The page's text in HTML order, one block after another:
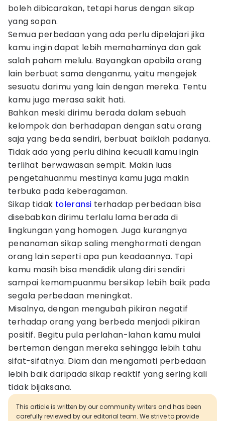
boleh dibicarakan, tetapi harus dengan sikap
yang sopan.
Semua perbedaan yang ada perlu dipelajari jika
kamu ingin dapat lebih memahaminya dan gak
salah paham melulu. Bayangkan apabila orang
lain berbuat sama denganmu, yaitu mengejek
sesuatu darimu yang lain dengan mereka. Tentu
kamu juga merasa sakit hati.
Bahkan meski dirimu berada dalam sebuah
kelompok dan berhadapan dengan satu orang
saja yang beda sendiri, berbuat baiklah padanya.
Tidak ada yang perlu dihina kecuali kamu ingin
terlihat berwawasan sempit. Makin luas
pengetahuanmu mestinya kamu juga makin
terbuka pada keberagaman.
Sikap tidak toleransi terhadap perbedaan bisa
disebabkan dirimu terlalu lama berada di
lingkungan yang homogen. Juga kurangnya
penanaman sikap saling menghormati dengan
orang lain seperti apa pun keadaannya. Tapi
kamu masih bisa mendidik ulang diri sendiri
sampai kemampuanmu bersikap lebih baik pada
segala perbedaan meningkat.
Misalnya, dengan mengubah pikiran negatif
terhadap orang yang berbeda menjadi pikiran
positif. Begitu pula perlahan-lahan kamu mulai
berteman dengan mereka sehingga lebih tahu
sifat-sifatnya. Diam dan mengamati perbedaan
lebih baik daripada sikap reaktif yang sering kali
tidak bijaksana.
This article is written by our community writers and has been
carefully reviewed by our editorial team. We strive to provide